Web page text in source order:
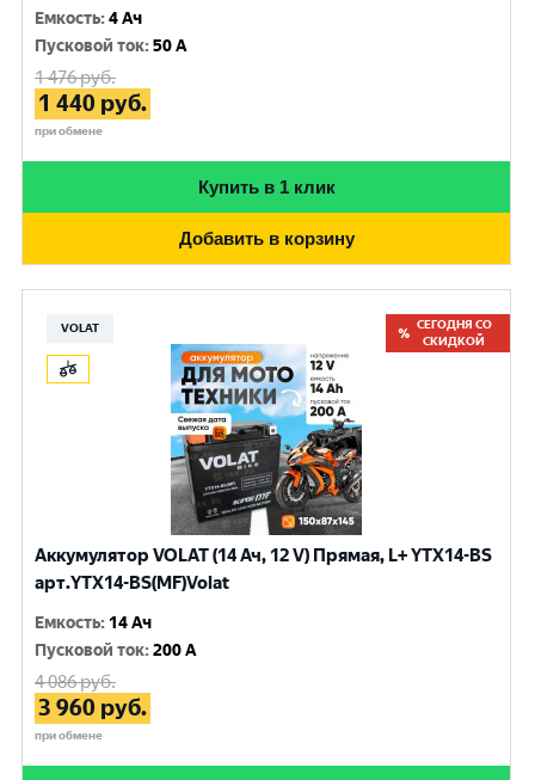
Емкость:4 Ач
Пусковой ток:50 A
1 476руб.
1 440 руб.
при обмене
Купить в 1 клик
Добавить в корзину
VOLAT
СЕГОДНЯ СО
СКИДКОЙ
Аккумулятор VOLAT (14 Ач, 12 V) Прямая, L+ YTX14-BS
арт.YTX14-BS(MF)Volat
Емкость: 14 Ач
Пусковой ток:200 A
4 086руб.
3 960 руб.
при обмене